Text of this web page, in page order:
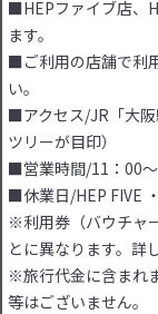
■HEPファイブ店、
ます。
■ご利用の店舗で利
い。
■アクセス/JR「大
ツリーが目印）
■営業時間/11：00～
■休業日/HEP FIVE
※利用券（バウチャ
とに異なります。詳
※旅行代金に含まれ
等はございません。